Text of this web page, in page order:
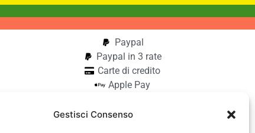
Gestisci Consenso
Paypal
Paypal in 3 rate
Carte di credito
Apple Pay
Bonifico